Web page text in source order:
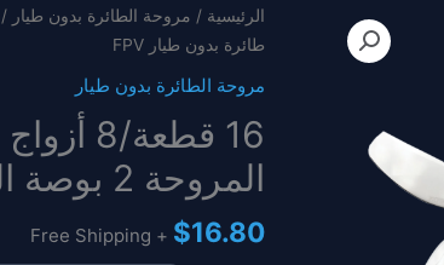
الرئيسية / مروحة الطائرة بدون طيار
طائرة بدون طيار FPV
مروحة الطائرة بدون طيار
المروحة 2 بوصة الدعامة لأجزاء طائرة بدون طيار FPV
$16.80
+ Free Shipping